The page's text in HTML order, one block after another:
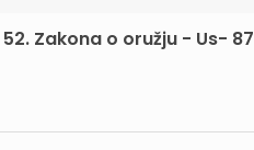
Zakona o oružju - Us-